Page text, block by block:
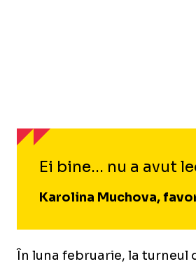
Ei bine… nu a avut
Karolina Muchova,
În luna februarie, la turneul